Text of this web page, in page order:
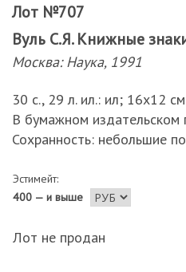
Лот №707
Вуль С.Я. Книжные
Москва: Наука, 1991
30 с., 29 л. ил.: ил; 16х12 см
В бумажном издательском
Сохранность: небольшие
Эстимейт:
400 — и выше
Лот не продан